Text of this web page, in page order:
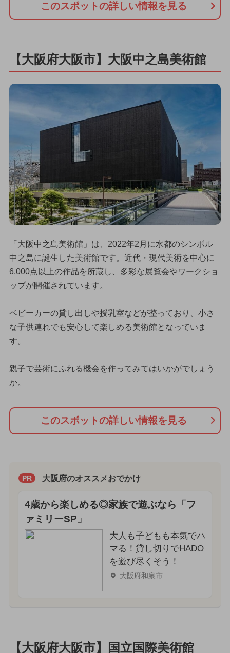
このスポットの詳しい情報を見る
【大阪府大阪市】大阪中之島美術館
「大阪中之島美術館」は、2022年2月に水都のシンボル
中之島に誕生した美術館です。近代・現代美術を中心に
6,000点以上の作品を所蔵し、多彩な展覧会やワークショ
ップが開催されています。
ベビーカーの貸し出しや授乳室などが整っており、小さ
な子供連れでも安心して楽しめる美術館となっていま
す。
親子で芸術にふれる機会を作ってみてはいかがでしょう
か。
このスポットの詳しい情報を見る
PR 大阪府のオススメおでかけ
4歳から楽しめる◎家族で遊ぶなら「フ
ァミリーSP」
大人も子どもも本気でハ
マる！貸し切りでHADO
を遊び尽くそう！
大阪府和泉市
【大阪府大阪市】国立国際美術館